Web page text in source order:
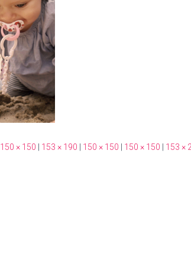
150 × 150 153 × 190 150 × 150 150 × 150 153 ×